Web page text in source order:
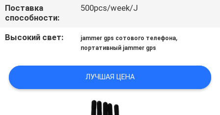
СВЯЖИТЕСЬ
МЫ
НОВОСТИ
СЛУЧАИ
Поставка
способности:
500pcs/week/J
Высокий свет: jammer gps сотового телефона,
портативный jammer gps
ЛУЧШАЯ ЦЕНА